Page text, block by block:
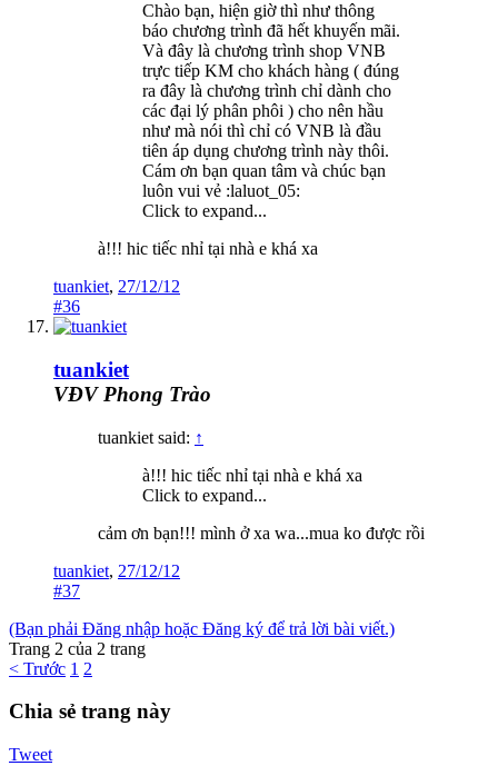
Chào bạn, hiện giờ thì như thông
báo chương trình đã hết khuyến mãi.
Và đây là chương trình shop VNB
trực tiếp KM cho khách hàng ( đúng
ra đây là chương trình chỉ dành cho
các đại lý phân phôi ) cho nên hầu
như mà nói thì chỉ có VNB là đầu
tiên áp dụng chương trình này thôi.
Cám ơn bạn quan tâm và chúc bạn
luôn vui vẻ :laluot_05:
Click to expand...
à!!! hic tiếc nhỉ tại nhà e khá xa
tuankiet, 27/12/12
#36
tuankiet
VĐV Phong Trào
tuankiet said: ↑
à!!! hic tiếc nhỉ tại nhà e khá xa
Click to expand...
cảm ơn bạn!!! mình ở xa wa...mua ko được rồi
tuankiet, 27/12/12
#37
(Bạn phải Đăng nhập hoặc Đăng ký để trả lời bài viết.)
Trang 2 của 2 trang
< Trước 1 2
Chia sẻ trang này
Tweet